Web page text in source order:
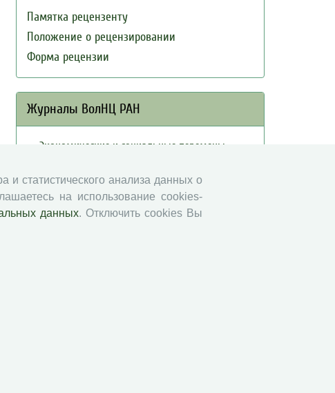
Памятка рецензенту
Положение о рецензировании
Форма рецензии
Журналы ВолНЦ РАН
Экономические и социальные перемены
Вопросы территориального развития
Социальное пространство
Юный экономист
и статистического анализа данных о
на использование cookies-
данных. Отключить cookies Вы